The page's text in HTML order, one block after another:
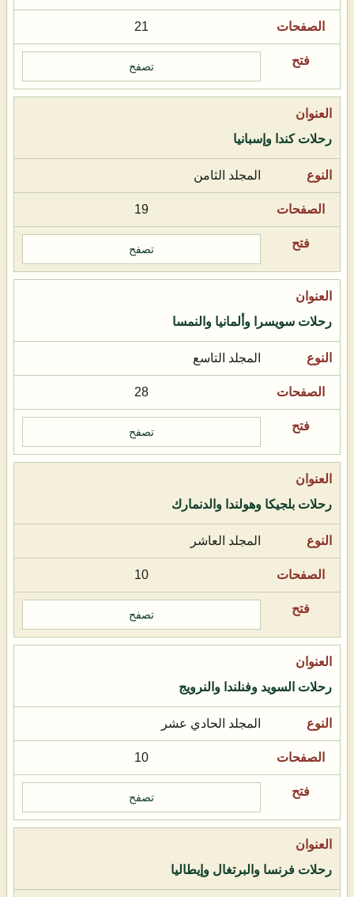
21
تصفح
رحلات كندا وإسبانيا
المجلد الثامن
19
تصفح
رحلات سويسرا وألمانيا والنمسا
المجلد التاسع
28
تصفح
رحلات بلجيكا وهولندا والدنمارك
المجلد العاشر
10
تصفح
رحلات السويد وفنلندا والنرويج
المجلد الحادي عشر
10
تصفح
رحلات فرنسا والبرتغال وإيطاليا